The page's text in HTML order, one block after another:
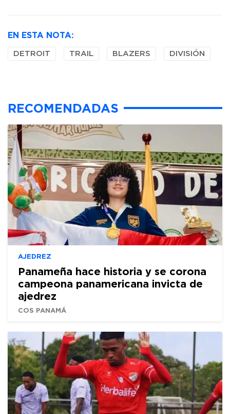
EN ESTA NOTA:
DETROIT TRAIL BLAZERS DIVISIÓN
RECOMENDADAS
AJEDREZ
Panameña hace historia y se corona
campeona panamericana invicta de
ajedrez
COS PANAMÁ